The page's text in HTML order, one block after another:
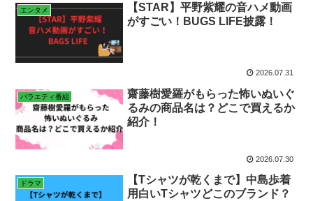
エンタメ
【STAR】平野紫耀の音ハメ動画
がすごい！BUGS LIFE披露！
2026.07.31
バラエティ番組
齋藤樹愛羅がもらった怖いぬいぐ
るみの商品名は？どこで買えるか
紹介！
2026.07.30
ドラマ
【Tシャツが乾くまで】中島歩着
用白いTシャツどこのブランド？